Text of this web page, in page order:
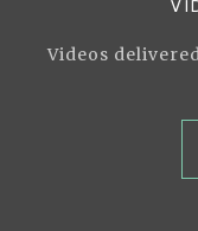
Videos